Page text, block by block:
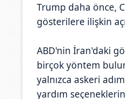
Trump daha önce,
gösterilere ilişkin
ABD'nin İran'daki
birçok yöntem
yalnızca askeri
yardım